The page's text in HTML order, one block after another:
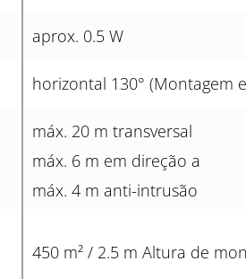
aprox. 0.5 W
horizontal 130° (Montagem
máx. 20 m transversal
máx. 6 m em direção a
máx. 4 m anti-intrusão
450 m² / 2.5 m Altura de